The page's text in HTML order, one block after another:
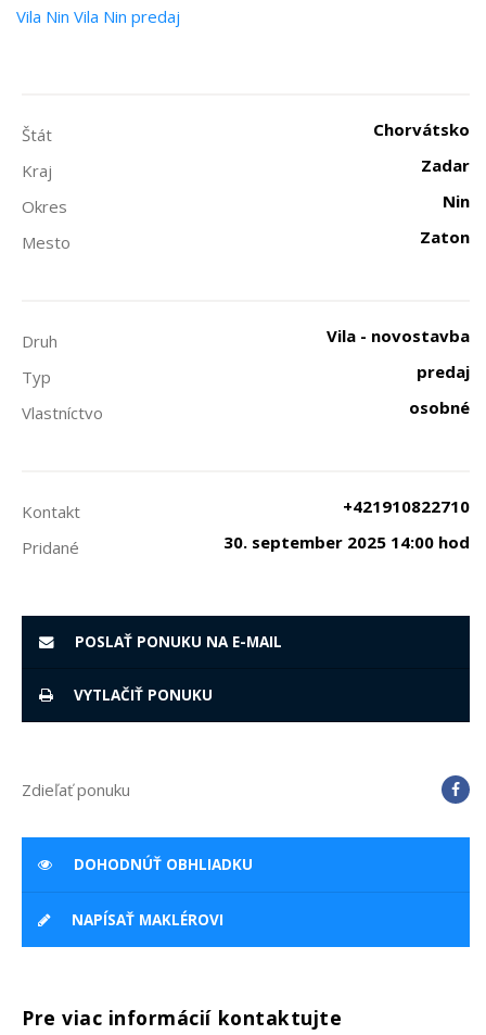
Vila Nin Vila Nin predaj
Štát
Chorvátsko
Kraj
Zadar
Okres
Nin
Mesto
Zaton
Druh
Vila - novostavba
Typ
predaj
Vlastníctvo
osobné
Kontakt
+421910822710
Pridané
30. september 2025 14:00 hod
POSLAŤ PONUKU NA E-MAIL
VYTLAČIŤ PONUKU
Zdieľať ponuku
DOHODNÚŤ OBHLIADKU
NAPÍSAŤ MAKLÉROVI
Pre viac informácií kontaktujte